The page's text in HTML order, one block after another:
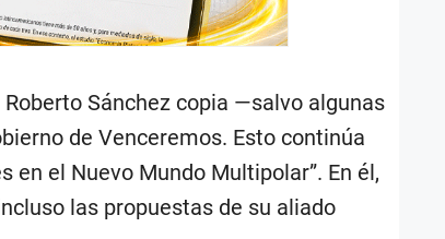
Sánchez copia —salvo algunas
de Venceremos. Esto continúa
en el Nuevo Mundo Multipolar”. En él,
las propuestas de su aliado